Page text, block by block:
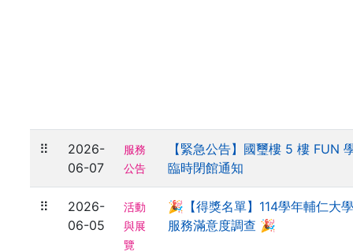
⠿
2026-
06-07
服務
公告
【緊急公告】國璽樓 5 樓 FUN
臨時閉館通知
⠿
2026-
06-05
活動
與展
覽
🎉【得獎名單】114學年輔仁大
服務滿意度調查 🎉